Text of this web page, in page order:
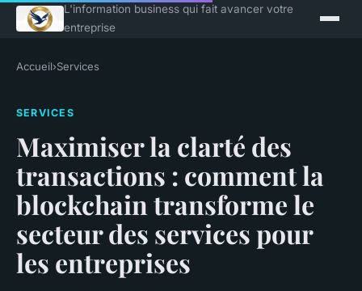
L'information business qui fait avancer votre
entreprise
Accueil›Services
SERVICES
Maximiser la clarté des
transactions : comment la
blockchain transforme le
secteur des services pour
les entreprises